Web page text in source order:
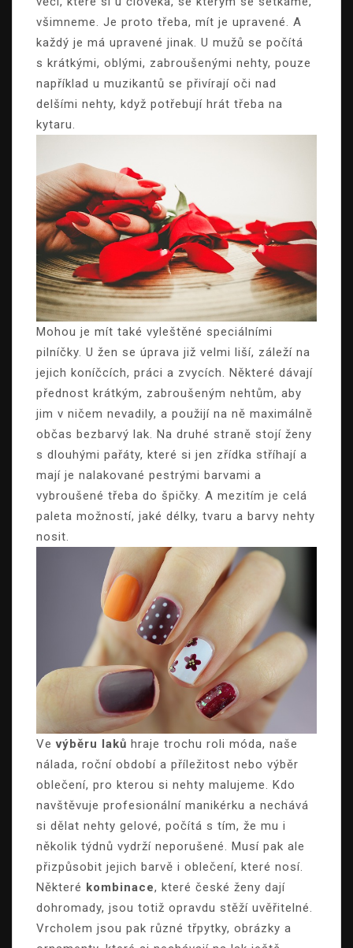
všimneme. Je proto třeba, mít je upravené. A
každý je má upravené jinak. U mužů se počítá
s krátkými, oblými, zabroušenými nehty, pouze
například u muzikantů se přivírají oči nad
delšími nehty, když potřebují hrát třeba na
kytaru.
Mohou je mít také vyleštěné speciálními
pilníčky. U žen se úprava již velmi liší, záleží na
jejich koníčcích, práci a zvycích. Některé dávají
přednost krátkým, zabroušeným nehtům, aby
jim v ničem nevadily, a použijí na ně maximálně
občas bezbarvý lak. Na druhé straně stojí ženy
s dlouhými pařáty, které si jen zřídka stříhají a
mají je nalakované pestrými barvami a
vybroušené třeba do špičky. A mezitím je celá
paleta možností, jaké délky, tvaru a barvy nehty
nosit.
Vevýběru laků hraje trochu roli móda, naše
nálada, roční období a příležitost nebo výběr
oblečení, pro kterou si nehty malujeme. Kdo
navštěvuje profesionální manikérku a nechává
si dělat nehty gelové, počítá s tím, že mu i
několik týdnů vydrží neporušené. Musí pak ale
přizpůsobit jejich barvě i oblečení, které nosí.
Některé kombinace, které české ženy dají
dohromady, jsou totiž opravdu stěží uvěřitelné.
Vrcholem jsou pak různé třpytky, obrázky a